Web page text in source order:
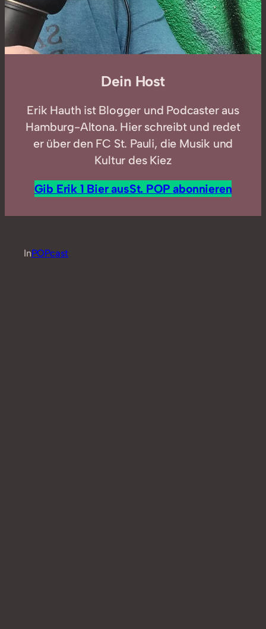
Dein Host
Erik Hauth ist Blogger und Podcaster aus
Hamburg-Altona. Hier schreibt und redet
er über den FC St. Pauli, die Musik und
Kultur des Kiez
Gib Erik 1 Bier ausSt. POP abonnieren
InPOPcast